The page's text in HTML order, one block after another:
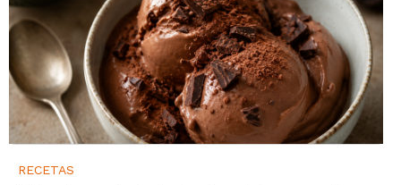
RECETAS